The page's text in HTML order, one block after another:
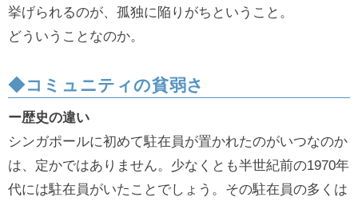
挙げられるのが、孤独に陥りがちということ。
どういうことなのか。
◆コミュニティの貧弱さ
ー歴史の違い
シンガポールに初めて駐在員が置かれたのがいつなのか
は、定かではありません。少なくとも半世紀前の1970年
代には駐在員がいたことでしょう。その駐在員の多くは